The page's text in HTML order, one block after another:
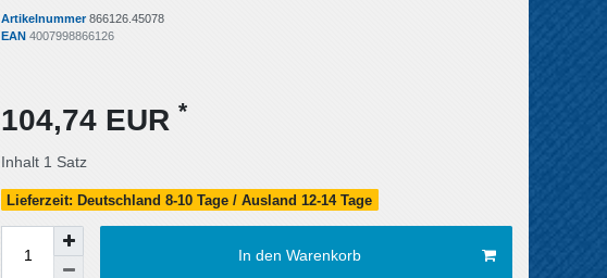
Artikelnummer866126.45078
EAN 4007998866126
104,74 EUR *
Inhalt 1 Satz
Lieferzeit: Deutschland 8-10 Tage / Ausland 12-14 Tage
In den Warenkorb